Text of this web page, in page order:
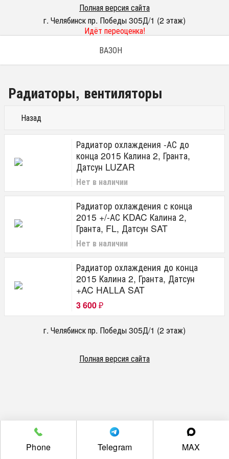
Полная версия сайта
г. Челябинск пр. Победы 305Д/1 (2 этаж)
Идёт переоценка!
ВАЗОН
Радиаторы, вентиляторы
Назад
Радиатор охлаждения -АС до
конца 2015 Калина 2, Гранта,
Датсун LUZAR
Нет в наличии
Радиатор охлаждения с конца
2015 +/-АС KDAC Калина 2,
Гранта, FL, Датсун SAT
Нет в наличии
Радиатор охлаждения до конца
2015 Калина 2, Гранта, Датсун
+AC HALLA SAT
3 600 ₽
г. Челябинск пр. Победы 305Д/1 (2 этаж)
Полная версия сайта
Phone Telegram MAX